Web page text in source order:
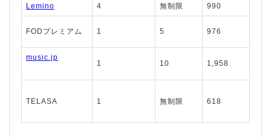
Lemino 4 無制限 990
FODプレミアム 1 5 976
music.jp
1 10 1,958
TELASA 1 無制限 618